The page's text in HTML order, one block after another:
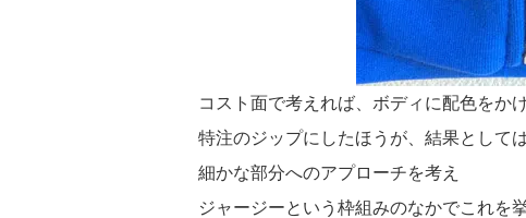
コスト面で考えれば、ボディに配色をか
特注のジップにしたほうが、結果として
細かな部分へのアプローチを考え
ジャージーという枠組みのなかでこれを